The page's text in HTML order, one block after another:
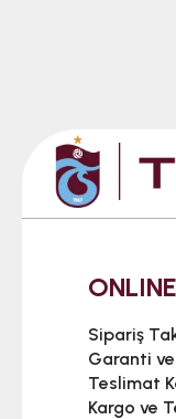
Sipariş
Garanti ve
Teslimat
Kargo ve